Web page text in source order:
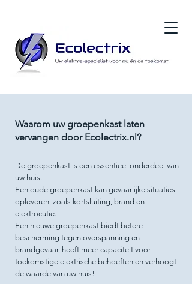
De groepenkast is een essentieel onderdeel van
uw huis.
Een oude groepenkast kan gevaarlijke situaties
opleveren, zoals kortsluiting, brand en
elektrocutie.
Een nieuwe groepenkast biedt betere
bescherming tegen overspanning en
brandgevaar, heeft meer capaciteit voor
toekomstige elektrische behoeften en verhoogt
de waarde van uw huis!
Waarom uw groepenkast laten
vervangen door Ecolectrix.nl?